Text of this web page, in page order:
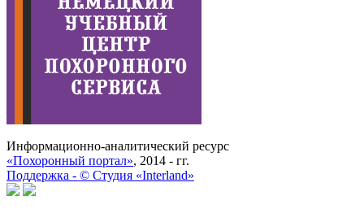
Информационно-аналитический ресурс
«Похоронный портал», 2014 - гг.
Поддержка - © Cтудия «Interland»